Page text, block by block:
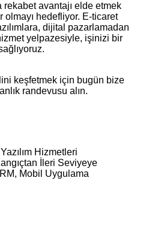
avantajı elde etmek
hedefliyor. E‑ticaret
dijital pazarlamadan
yelpazesiyle, işinizi bir
keşfetmek için bugün bize
randevusu alın.
Hizmetleri
İleri Seviyeye
Mobil Uygulama